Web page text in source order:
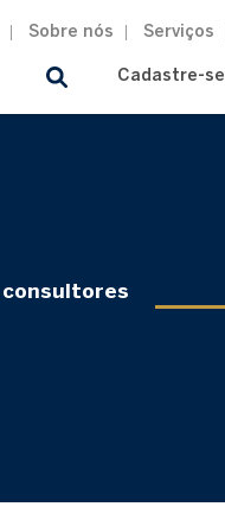
Sobre nós Serviços
Cadastre-se
consultores